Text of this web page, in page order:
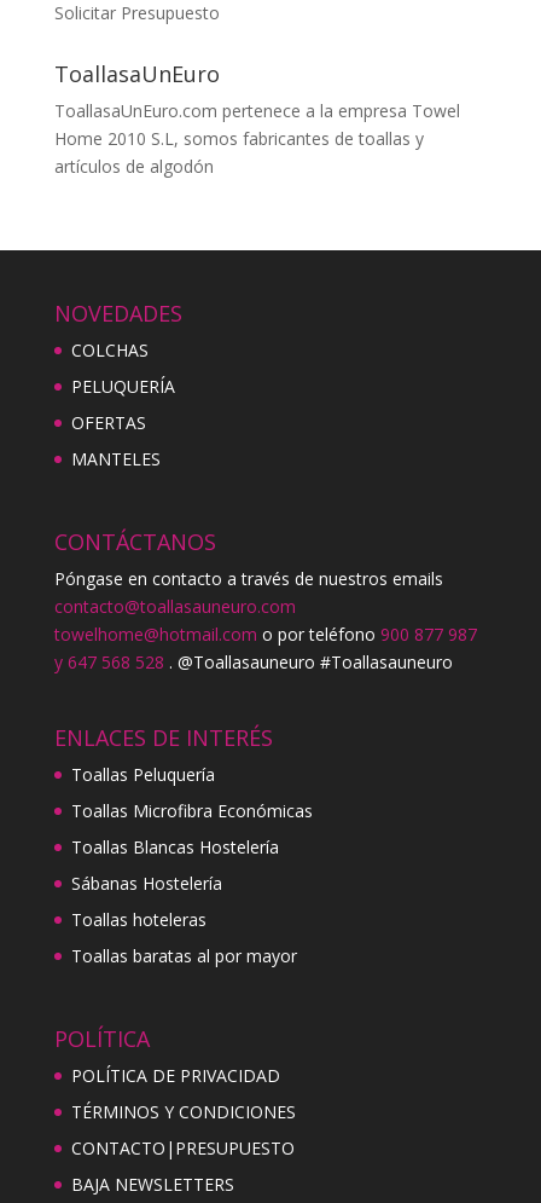
Solicitar Presupuesto
ToallasaUnEuro
ToallasaUnEuro.com pertenece a la empresa Towel
Home 2010 S.L, somos fabricantes de toallas y
artículos de algodón
NOVEDADES
COLCHAS
PELUQUERÍA
OFERTAS
MANTELES
CONTÁCTANOS
Póngase en contacto a través de nuestros emails
contacto@toallasauneuro.com
towelhome@hotmail.com o por teléfono 900 877 987
y 647 568 528 . @Toallasauneuro #Toallasauneuro
ENLACES DE INTERÉS
Toallas Peluquería
Toallas Microfibra Económicas
Toallas Blancas Hostelería
Sábanas Hostelería
Toallas hoteleras
Toallas baratas al por mayor
POLÍTICA
POLÍTICA DE PRIVACIDAD
TÉRMINOS Y CONDICIONES
CONTACTO|PRESUPUESTO
BAJA NEWSLETTERS